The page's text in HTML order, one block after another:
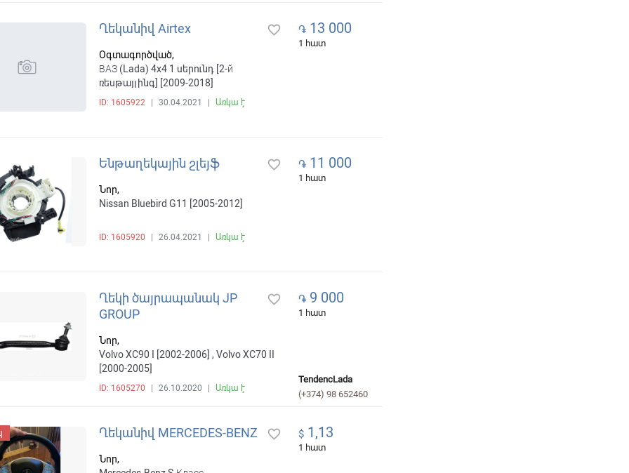
Ղեկանիվ Airtex
Օգտագործված,
ВАЗ (Lada) 4x4 1 սերունդ [2-й
ռեսթայլինգ] [2009-2018]
ID: 1605922 30.04.2021 Առկա է
favorite_border ֏ 13 000
1 հատ
Ենթաղեկային շլեյֆ
Նոր,
Nissan Bluebird G11 [2005-2012]
ID: 1605920 26.04.2021 Առկա է
favorite_border ֏ 11 000
1 հատ
Ղեկի ծայրապանակ JP
GROUP
Նոր,
Volvo XC90 I [2002-2006] , Volvo XC70 II
[2000-2005]
ID: 1605270 26.10.2020 Առկա է
favorite_border ֏ 9 000
1 հատ
TendencLada
(+374) 98 652460
Ղեկանիվ MERCEDES-BENZ
Նոր,
favorite_border $ 1,13
1 հատ